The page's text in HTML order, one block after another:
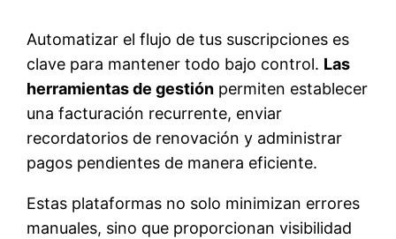
Automatizar el flujo de tus suscripciones es
clave para mantener todo bajo control. Las
herramientas de gestión permiten establecer
una facturación recurrente, enviar
recordatorios de renovación y administrar
pagos pendientes de manera eficiente.
Estas plataformas no solo minimizan errores
manuales, sino que proporcionan visibilidad